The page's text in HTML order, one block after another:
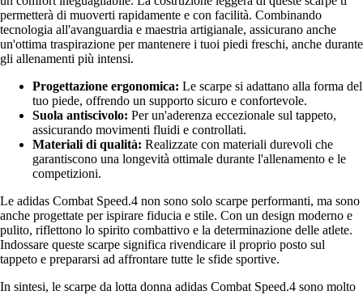
permetterà di muoverti rapidamente e con facilità. Combinando
tecnologia all'avanguardia e maestria artigianale, assicurano anche
un'ottima traspirazione per mantenere i tuoi piedi freschi, anche durante
gli allenamenti più intensi.
Progettazione ergonomica: Le scarpe si adattano alla forma del
tuo piede, offrendo un supporto sicuro e confortevole.
Suola antiscivolo: Per un'aderenza eccezionale sul tappeto,
assicurando movimenti fluidi e controllati.
Materiali di qualità: Realizzate con materiali durevoli che
garantiscono una longevità ottimale durante l'allenamento e le
competizioni.
Le adidas Combat Speed.4 non sono solo scarpe performanti, ma sono
anche progettate per ispirare fiducia e stile. Con un design moderno e
pulito, riflettono lo spirito combattivo e la determinazione delle atlete.
Indossare queste scarpe significa rivendicare il proprio posto sul
tappeto e prepararsi ad affrontare tutte le sfide sportive.
In sintesi, le scarpe da lotta donna adidas Combat Speed.4 sono molto